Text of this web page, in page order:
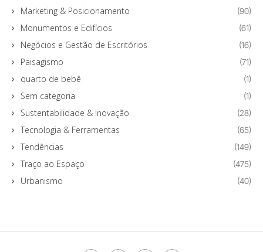
Marketing & Posicionamento (90)
Monumentos e Edifícios (61)
Negócios e Gestão de Escritórios (16)
Paisagismo (71)
quarto de bebê (1)
Sem categoria (1)
Sustentabilidade & Inovação (28)
Tecnologia & Ferramentas (65)
Tendências (149)
Traço ao Espaço (475)
Urbanismo (40)